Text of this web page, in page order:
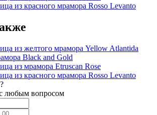
из красного мрамора Rosso Levanto
из желтого мрамора Yellow Atlantida
Black and Gold
из мрамора Etruscan Rose
из красного мрамора Rosso Levanto
любым вопросом